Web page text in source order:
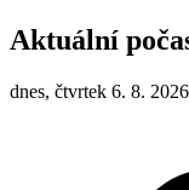
Aktuální
dnes, čtvrtek 6. 8. 2026